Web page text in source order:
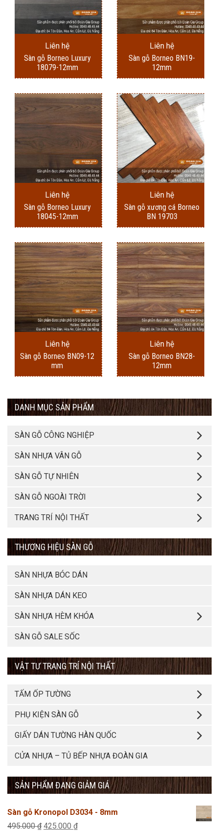
Liên hệ
Sàn gỗ Borneo Luxury
18079-12mm
Liên hệ
Sàn gỗ Borneo BN19-
12mm
Liên hệ
Sàn gỗ Borneo Luxury
18045-12mm
Liên hệ
Sàn gỗ xương cá Borneo
BN 19703
Liên hệ
Sàn gỗ Borneo BN09-12
mm
Liên hệ
Sàn gỗ Borneo BN28-
12mm
DANH MỤC SẢN PHẨM
SÀN GỖ CÔNG NGHIỆP
SÀN NHỰA VÂN GỖ
SÀN GỖ TỰ NHIÊN
SÀN GỖ NGOÀI TRỜI
TRANG TRÍ NỘI THẤT
THƯƠNG HIỆU SÀN GỖ
SÀN NHỰA BÓC DÁN
SÀN NHỰA DÁN KEO
SÀN NHỰA HÈM KHÓA
SÀN GỖ SALE SỐC
VẬT TƯ TRANG TRÍ NỘI THẤT
TẤM ỐP TƯỜNG
PHỤ KIỆN SÀN GỖ
GIẤY DÁN TƯỜNG HÀN QUỐC
CỬA NHỰA – TỦ BẾP NHỰA ĐOÀN GIA
SẢN PHẨM ĐANG GIẢM GIÁ
Sàn gỗ Kronopol D3034 - 8mm
495.000₫ Giá
425.000 ₫Giá